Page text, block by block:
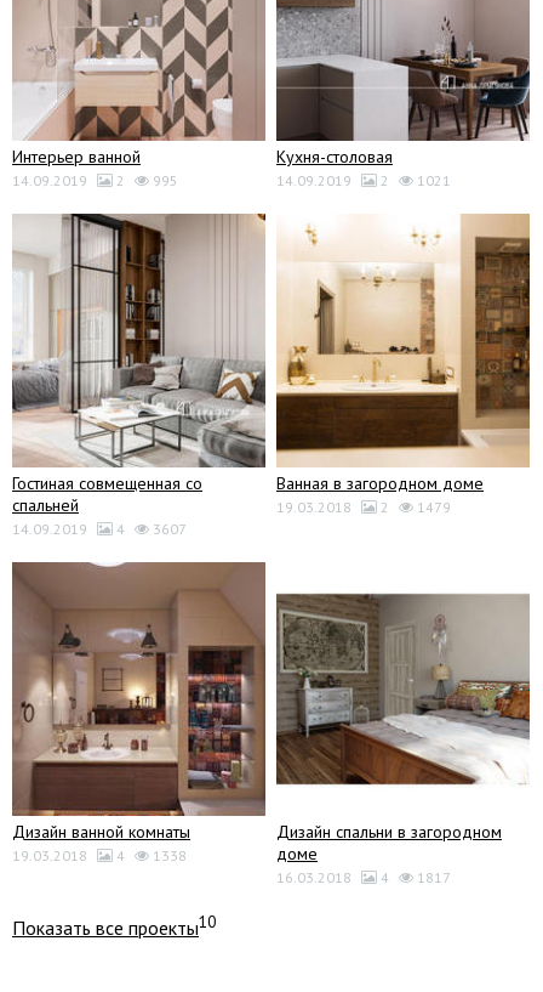
Интерьер ванной
14.09.2019 2 995
Кухня-столовая
14.09.2019 2 1021
Гостиная совмещенная со
спальней
14.09.2019 4 3607
Ванная в загородном доме
19.03.2018 2 1479
Дизайн ванной комнаты
19.03.2018 4 1338
Дизайн спальни в загородном
доме
16.03.2018 4 1817
Показать все проекты10